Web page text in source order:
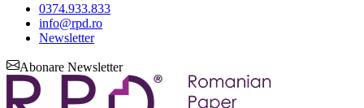
0374.933.833
info@rpd.ro
Newsletter
Abonare Newsletter